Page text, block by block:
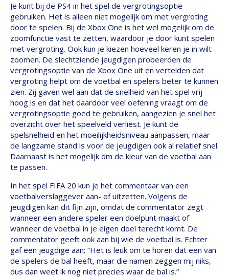
Je kunt bij de PS4 in het spel de vergrotingsoptie
gebruiken. Het is alleen niet mogelijk om met vergroting
door te spelen. Bij de Xbox One is het wel mogelijk om de
zoomfunctie vast te zetten, waardoor je door kunt spelen
met vergroting. Ook kun je kiezen hoeveel keren je in wilt
zoomen. De slechtziende jeugdigen probeerden de
vergrotingsoptie van de Xbox One uit en vertelden dat
vergroting helpt om de voetbal en spelers beter te kunnen
zien. Zij gaven wel aan dat de snelheid van het spel vrij
hoog is en dat het daardoor veel oefening vraagt om de
vergrotingsoptie goed te gebruiken, aangezien je snel het
overzicht over het speelveld verliest. Je kunt de
spelsnelheid en het moeilijkheidsniveau aanpassen, maar
de langzame stand is voor de jeugdigen ook al relatief snel.
Daarnaast is het mogelijk om de kleur van de voetbal aan
te passen.
In het spel FIFA 20 kun je het commentaar van een
voetbalverslaggever aan- of uitzetten. Volgens de
jeugdigen kan dit fijn zijn, omdat de commentator zegt
wanneer een andere speler een doelpunt maakt of
wanneer de voetbal in je eigen doel terecht komt. De
commentator geeft ook aan bij wie de voetbal is. Echter
gaf een jeugdige aan: “Het is leuk om te horen dat een van
de spelers de bal heeft, maar die namen zeggen mij niks,
dus dan weet ik nog niet precies waar de bal is.”